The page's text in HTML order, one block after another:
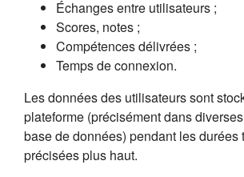
Échanges entre utilisateurs ;
Scores, notes ;
Compétences délivrées ;
Temps de connexion.
Les données des utilisateurs sont
plateforme (précisément dans
base de données) pendant les durées
précisées plus haut.